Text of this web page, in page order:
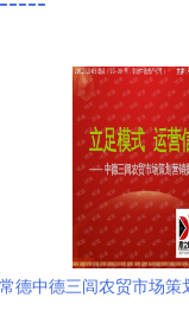
常德中德三闾农贸市场策